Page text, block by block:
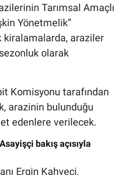
Tarımsal Amaçlı
Yönetmelik”
kiralamalarda, araziler
olarak
Komisyonu tarafından
arazinin bulunduğu
edenlere verilecek.
bakış açısıyla
Ergin Kahveci,